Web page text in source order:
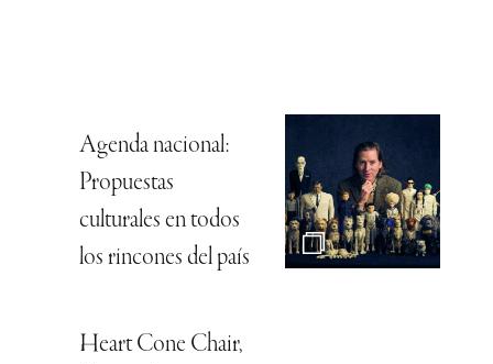
Agenda nacional:
Propuestas
culturales en todos
los rincones del país
Heart Cone Chair,